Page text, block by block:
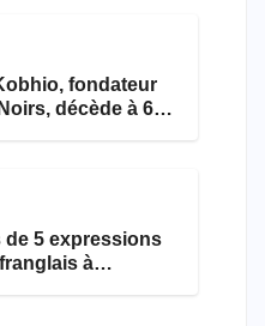
fondateur
décède à 69
de 5 expressions
à